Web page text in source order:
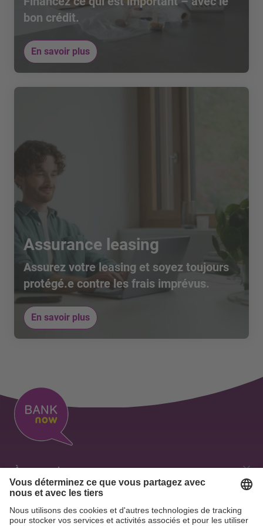
bon crédit.
En savoir plus
Assurance leasing
Assurez votre leasing et soyez toujours
protégé.e contre les frais imprévus.
En savoir plus
À propos de nous
Nos valeurs
Emplois & Carrière
Aperçu des contacts